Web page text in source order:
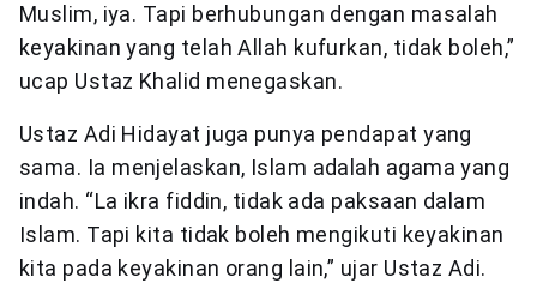
Muslim, iya. Tapi berhubungan dengan masalah
keyakinan yang telah Allah kufurkan, tidak boleh,”
ucap Ustaz Khalid menegaskan.
Ustaz Adi Hidayat juga punya pendapat yang
sama. Ia menjelaskan, Islam adalah agama yang
indah. “La ikra fiddin, tidak ada paksaan dalam
Islam. Tapi kita tidak boleh mengikuti keyakinan
kita pada keyakinan orang lain,” ujar Ustaz Adi.